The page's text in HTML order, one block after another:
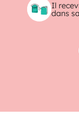
Il
dans